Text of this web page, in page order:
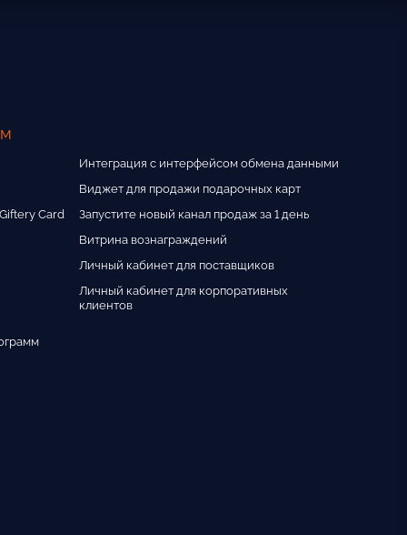
Card
Интеграция с интерфейсом обмена данными
Виджет для продажи подарочных карт
Запустите новый канал продаж за 1 день
Витрина вознаграждений
Личный кабинет для поставщиков
Личный кабинет для корпоративных
клиентов